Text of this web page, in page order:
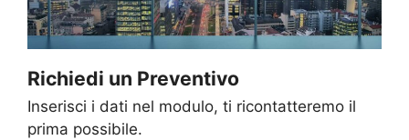
Richiedi un Preventivo
Inserisci i dati nel modulo, ti ricontatteremo il
prima possibile.